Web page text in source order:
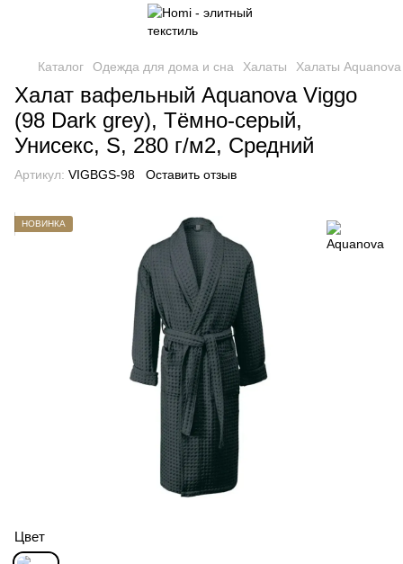
Каталог Одежда для дома и сна Халаты Халаты Aquanova
Халат вафельный Aquanova Viggo
(98 Dark grey), Тёмно-серый,
Унисекс, S, 280 г/м2, Средний
Артикул: VIGBGS-98 Оставить отзыв
НОВИНКА
Цвет